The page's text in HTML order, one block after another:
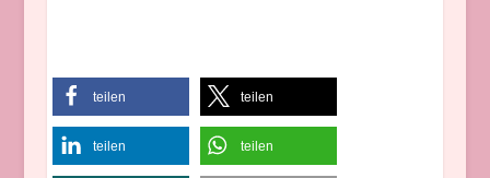
teilen teilen
teilen teilen